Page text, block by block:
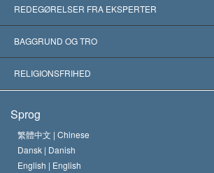
USA
Anerkendelser fra hele verden
Skelsættende kendelser
REDEGØRELSER FRA EKSPERTER
Kategoriserede redegørelser
Verdens førende eksperter
BAGGRUND OG TRO
L. Ron Hubbard
Scientology kirkens trosbekendelse
En Scientologs Kodeks
RELIGIONSFRIHED
Internationale standarder for
Bekendtgørelse om religion
Sprog
繁體中文 | Chinese
Dansk | Danish
English | English